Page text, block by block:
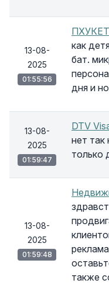
13-08-
2025
01:55:56
как
бат.
дня и
13-08-
2025
01:59:47
DTV
нет
только
13-08-
2025
01:59:48
также